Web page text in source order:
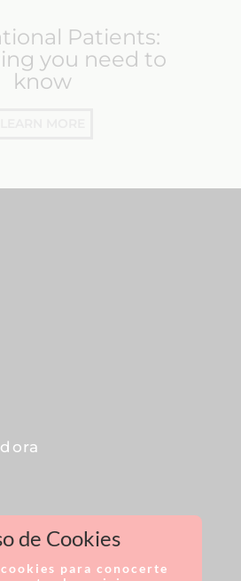
Patients:
you need to
know
de Cookies
cookies para conocerte